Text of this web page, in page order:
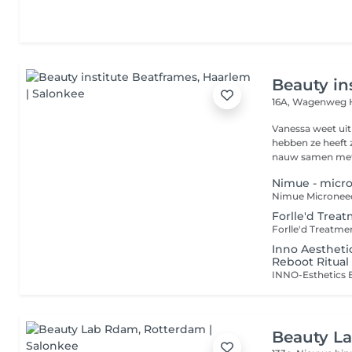
Beauty
16A, Wagenweg
Vanessa weet
hebben ze heeft zelf nog steeds eczeem. Juist daardoor werkt ze
nauw samen
Nimue -
Forlle'd
Inno
Reboot Ritual
Beauty